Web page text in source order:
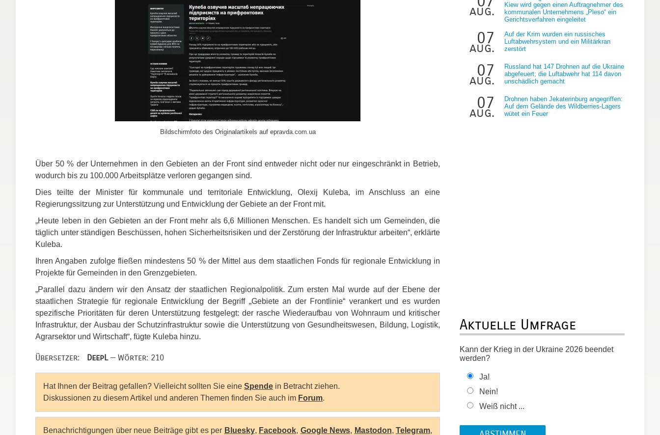
Bildschirmfoto des Originalartikels auf epravda.com.ua
Über 50 % der Unternehmen in den Gebieten an der Front sind entweder nicht oder nur eingeschränkt in Betrieb,
wodurch bis zu 100.000 Arbeitsplätze verloren gegangen sind.
Dies teilte der Minister für kommunale und territoriale Entwicklung, Olexij Kuleba, im Anschluss an eine
Regierungssitzung zur Unterstützung und Entwicklung der Gebiete an der Front mit.
„Heute leben in den Gebieten an der Front mehr als 6,6 Millionen Menschen. Es handelt sich um Gemeinden, die
täglich unter ständigen Beschüssen, hohen Sicherheitsrisiken und der Zerstörung der Infrastruktur arbeiten“, erklärte
Kuleba.
Ihren Angaben zufolge fließen mindestens 50 % der Mittel aus dem staatlichen Fonds für regionale Entwicklung in
Projekte für Gemeinden in den Grenzgebieten.
„Parallel dazu ändern wir den Ansatz der staatlichen Regionalpolitik. Zum ersten Mal wurde auf der Ebene der
staatlichen Strategie für regionale Entwicklung der Begriff „Gebiete an der Frontlinie“ verankert und es wurden
spezifische Prioritäten für deren Unterstützung festgelegt: der rasche Wiederaufbau von Wohnraum und kritischer
Infrastruktur, der Ausbau der Schutzinfrastruktur sowie die Unterstützung von Gesundheitswesen, Bildung, Logistik,
Agrarsektor und Wirtschaft“, fügte Kuleba hinzu.
Übersetzer: DeepL— Wörter: 210
Hat Ihnen der Beitrag gefallen? Vielleicht sollten Sie eine Spende in Betracht ziehen.
Diskussionen zu diesem Artikel und anderen Themen finden Sie auch im Forum.
Benachrichtigungen über neue Beiträge gibt es per Bluesky, Facebook, Google News, Mastodon, Telegram,
aug.
Kiew wird gegen einen Auftragnehmer des
kommunalen Unternehmens „Pleso“ ein
Gerichtsverfahren eingeleitet
07
aug.
Auf der Krim wurden ein russisches
Luftabwehrsystem und ein Militärkran
zerstört
07
aug.
Russland hat 147 Drohnen auf die Ukraine
abgefeuert; die Luftabwehr hat 114 davon
unschädlich gemacht
07
aug.
Drohnen haben Jekaterinburg angegriffen:
Auf dem Gelände des Wildberries-Lagers
wütet ein Feuer
Aktuelle Umfrage
Kann der Krieg in der Ukraine 2026 beendet
werden?
Ja!
Nein!
Weiß nicht ...